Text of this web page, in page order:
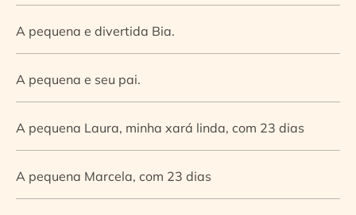
A pequena e divertida Bia.
A pequena e seu pai.
A pequena Laura, minha xará linda, com 23 dias
A pequena Marcela, com 23 dias